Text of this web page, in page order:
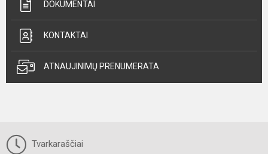
DOKUMENTAI
KONTAKTAI
ATNAUJINIMŲ PRENUMERATA
Tvarkaraščiai